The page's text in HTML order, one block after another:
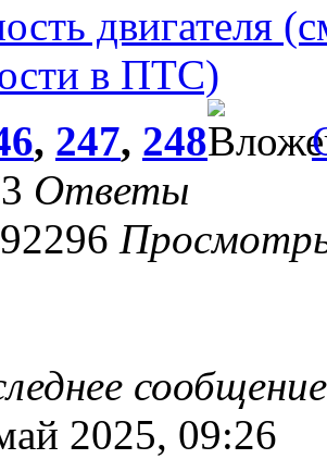
двигателя
в ПТС)
, 247, 248
Ответы
2025, 09:26